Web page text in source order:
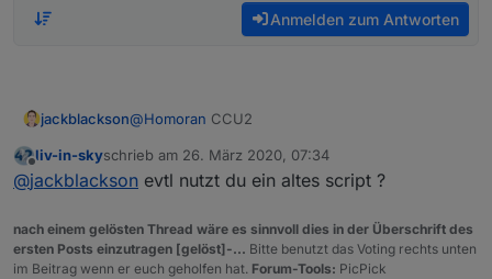
Anmelden zum Antworten
jackblackson@Homoran CCU2
Offline
liv-in-skyschrieb am 26. März 2020, 07:34
zuletzt editiert von
@jackblackson evtl nutzt du ein altes script ?
nach einem gelösten Thread wäre es sinnvoll dies in der Überschrift des
ersten Posts einzutragen [gelöst]-... Bitte benutzt das Voting rechts unten
im Beitrag wenn er euch geholfen hat. Forum-Tools: PicPick